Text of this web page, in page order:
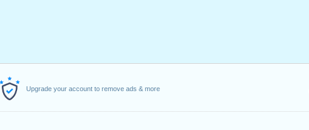
Upgrade your account to remove ads & more